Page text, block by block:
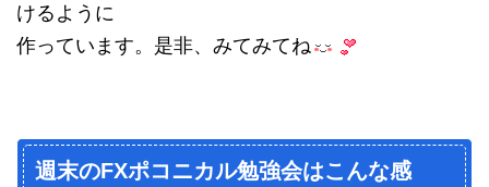
けるように
作っています。是非、みてみてね
週末のFXポコニカル勉強会はこんな感